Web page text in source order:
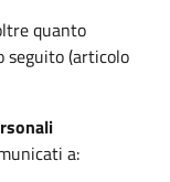
quanto
seguito (articolo
a: